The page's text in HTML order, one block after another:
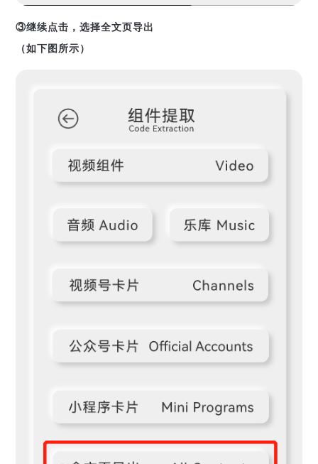
③继续点击，选择全文页导出
（如下图所示）